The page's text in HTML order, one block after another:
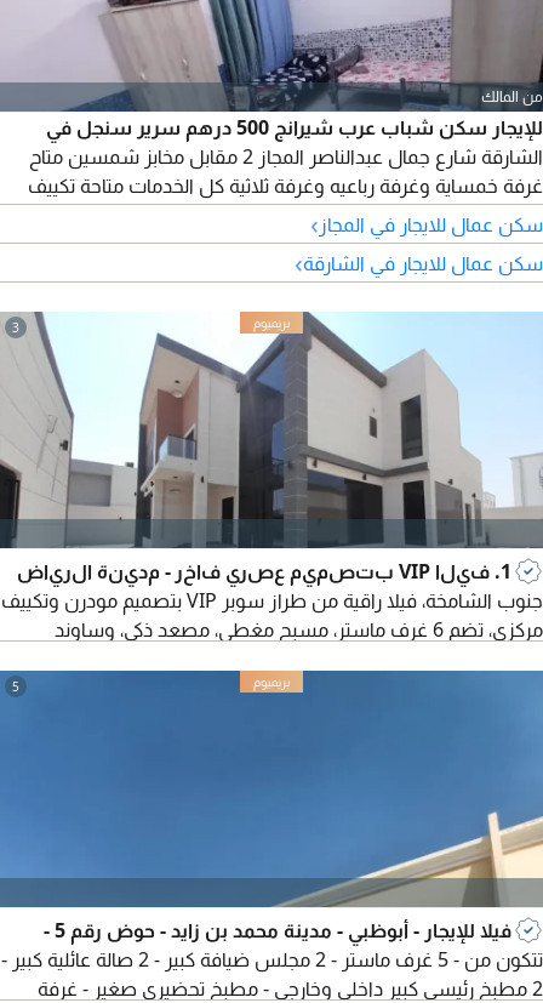
من المالك
للإيجار سكن شباب عرب شيرانج 500 درهم سرير سنجل في
الشارقة شارع جمال عبدالناصر المجاز 2 مقابل مخابز شمسين متاح
غرفة خمساية وغرفة رباعيه وغرفة ثلاثية كل الخدمات متاحة تكييف
وثلاجة بكل غرفة عاملة منزلية تنظف الشقة يوميا ما عدا الجمعة
السعر شامل
سكن عمال للايجار في المجاز ›
سكن عمال للايجار في الشارقة›
3
1. فيلا VIP بتصميم عصري فاخر - مدينة الرياض
جنوب الشامخة، فيلا راقية من طراز سوبر VIP بتصميم مودرن وتكييف
مركزي، تضم 6 غرف ماستر، مسبح مغطى، مصعد ذكي، وساوند
5
فيلا للإيجار - أبوظبي - مدينة محمد بن زايد - حوض رقم 5 -
تتكون من - 5 غرف ماستر - 2 مجلس ضيافة كبير - 2 صالة عائلية كبير -
2 مطبخ رئيسي كبير داخلي وخارجي - مطبخ تحضيري صغير - غرفة